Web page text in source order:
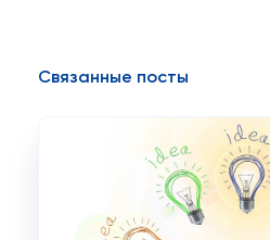
Связанные посты